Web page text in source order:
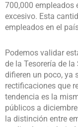
700,000 empleados
excesivo. Esta
empleados en el
Podemos validar
de la Tesorería de
difieren un poco, ya
rectificaciones que
tendencia es la
públicos a
la distinción entre